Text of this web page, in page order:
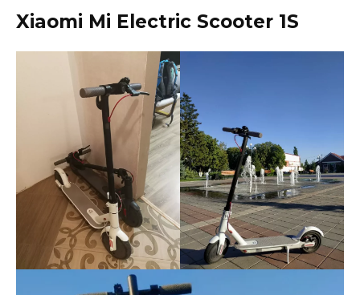
Xiaomi Mi Electric Scooter 1S